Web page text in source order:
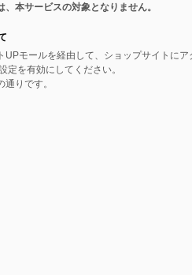
本サービスの対象となりません。
UPモールを経由して、ショップサイトに
定を有効にしてください。
りです。